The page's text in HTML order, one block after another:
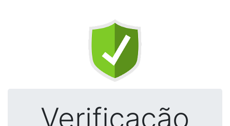
Verificação